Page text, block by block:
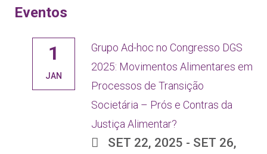
Eventos
1
JAN
Grupo Ad-hoc no Congresso DGS
2025: Movimentos Alimentares em
Processos de Transição
Societária – Prós e Contras da
Justiça Alimentar?
SET 22, 2025 - SET 26,